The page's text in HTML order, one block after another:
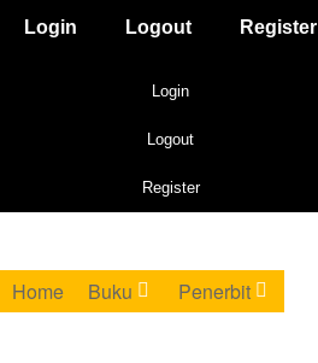
Login Logout Register
Login
Logout
Register
Home Buku Penerbit